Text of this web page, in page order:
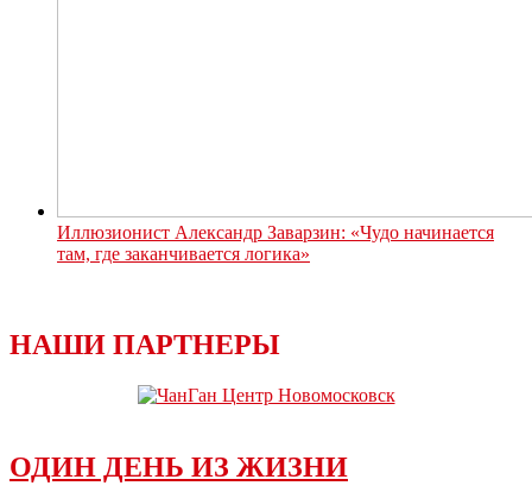
Иллюзионист Александр Заварзин: «Чудо начинается
там, где заканчивается логика»
НАШИ ПАРТНЕРЫ
ОДИН ДЕНЬ ИЗ ЖИЗНИ